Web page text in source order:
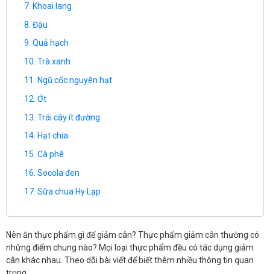
Khoai lang
Đậu
Quả hạch
Trà xanh
Ngũ cốc nguyên hạt
Ớt
Trái cây ít đường
Hạt chia
Cà phê
Socola đen
Sữa chua Hy Lạp
Nên ăn thực phẩm gì để giảm cân? Thực phẩm giảm cân thường có
những điểm chung nào? Mọi loại thực phẩm đều có tác dụng giảm
cân khác nhau. Theo dõi bài viết để biết thêm nhiều thông tin quan